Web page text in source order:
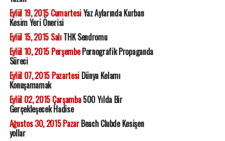
Eylül 19, 2015 CumartesiYaz Aylarında Kurban
Kesim Yeri Önerisi
Eylül 15, 2015 SalıTHK Sendromu
Eylül 10, 2015 PerşembePornografik Propaganda
Süreci
Eylül 07, 2015 PazartesiDünya Kelamı
Konuşamamak
Eylül 02, 2015 Çarşamba500 Yılda Bir
Gerçekleşecek Hadise
Ağustos 30, 2015 PazarBeach Clubde Kesişen
yollar